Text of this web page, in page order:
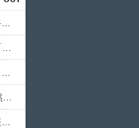
飾らない悠仁さまの人柄に世界が騒然！←「日本の将来は安心だ！」（海外の反応）
日本で8月8日に婚姻届けを出すカップルが急増！←「面白い記念になる」（海外の反応）
れいわ新選組の新しい党名に世界が騒然！←「なんという皮肉」（海外の反応）
村上宗隆の逆方向第26号ホームランにMLBファン騒然！←「速球は打てないはずでは？」（海外の反応）
韓国サッカー協会に家宅捜索！←「韓ドラのような展開だ」（海外の反応）